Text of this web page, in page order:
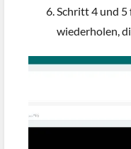
Schritt 4 und
wiederholen,